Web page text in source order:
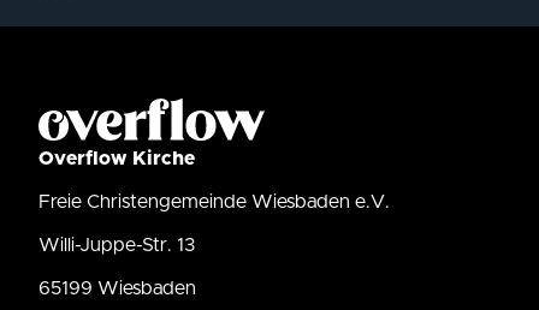
Overflow Kirche
Freie Christengemeinde Wiesbaden e.V.
Willi-Juppe-Str. 13
65199 Wiesbaden